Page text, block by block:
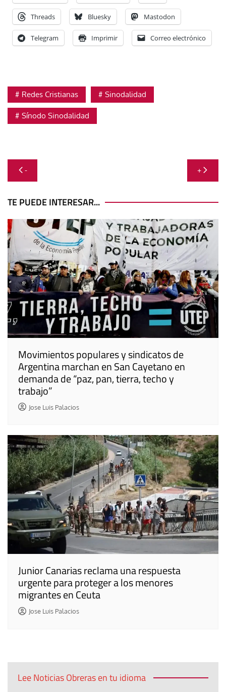
Threads Bluesky Mastodon
Telegram Imprimir Correo electrónico
Redes Cristianas Sinodalidad
Sínodo Sinodalidad
Navegación
de
entradas
- +
TE PUEDE INTERESAR...
Movimientos populares y sindicatos de
Argentina marchan en San Cayetano en
demanda de “paz, pan, tierra, techo y
trabajo”
Jose Luis Palacios
Junior Canarias reclama una respuesta
urgente para proteger a los menores
migrantes en Ceuta
Jose Luis Palacios
Lee Noticias Obreras en tu idioma